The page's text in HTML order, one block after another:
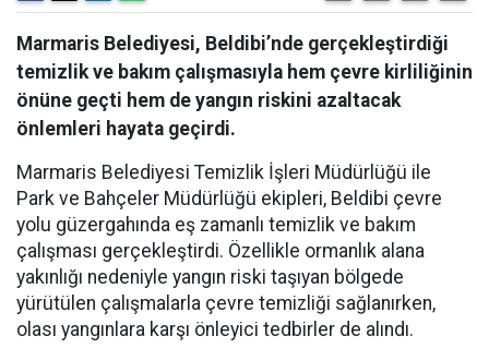
Marmaris Belediyesi, Beldibi’nde gerçekleştirdiği
temizlik ve bakım çalışmasıyla hem çevre kirliliğinin
önüne geçti hem de yangın riskini azaltacak
önlemleri hayata geçirdi.
Marmaris Belediyesi Temizlik İşleri Müdürlüğü ile
Park ve Bahçeler Müdürlüğü ekipleri, Beldibi çevre
yolu güzergahında eş zamanlı temizlik ve bakım
çalışması gerçekleştirdi. Özellikle ormanlık alana
yakınlığı nedeniyle yangın riski taşıyan bölgede
yürütülen çalışmalarla çevre temizliği sağlanırken,
olası yangınlara karşı önleyici tedbirler de alındı.